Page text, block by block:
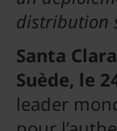
distribution
Santa
Suède, le
leader